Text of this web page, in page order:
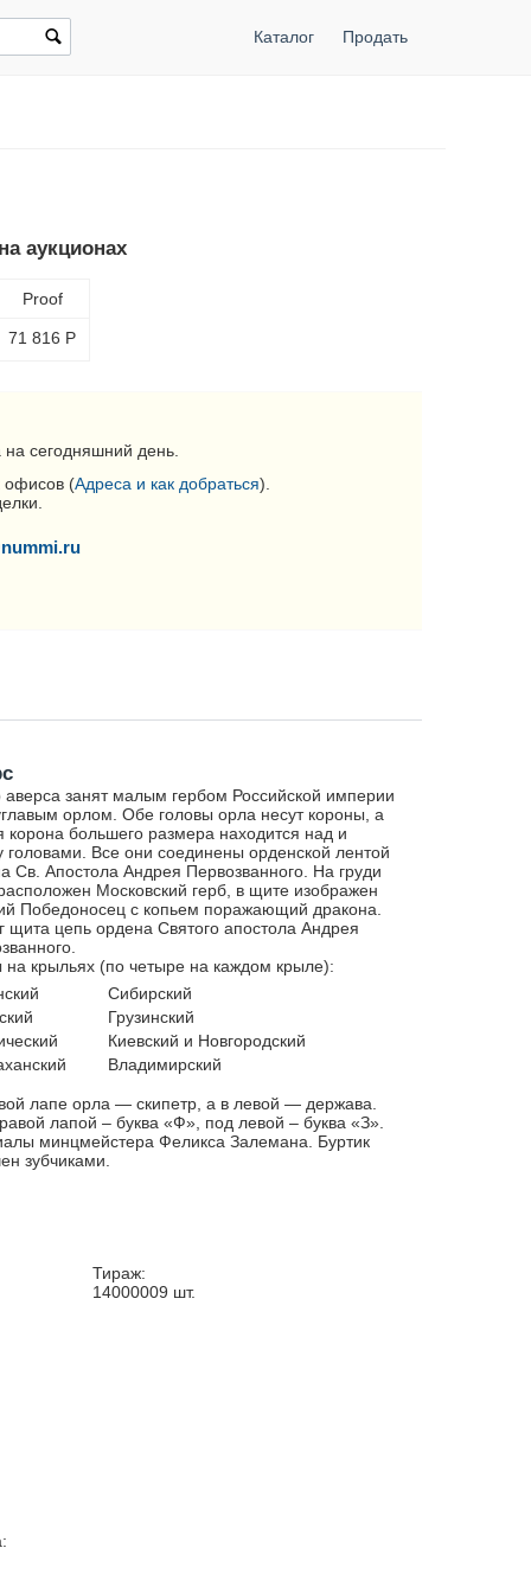
Каталог Продать
аукционах
Proof
71 816 Р
сегодняшний день.
офисов (Адреса и как добраться).
аверса занят малым гербом Российской империи
орлом. Обе головы орла несут короны, а
корона большего размера находится над и
головами. Все они соединены орденской лентой
Св. Апостола Андрея Первозванного. На груди
Московский герб, в щите изображен
Победоносец с копьем поражающий дракона.
щита цепь ордена Святого апостола Андрея
на крыльях (по четыре на каждом крыле):
Сибирский
Грузинский
Киевский и Новгородский
Владимирский
лапе орла — скипетр, а в левой — держава.
лапой – буква «Ф», под левой – буква «З».
минцмейстера Феликса Залемана. Буртик
зубчиками.
Тираж:
14000009 шт.